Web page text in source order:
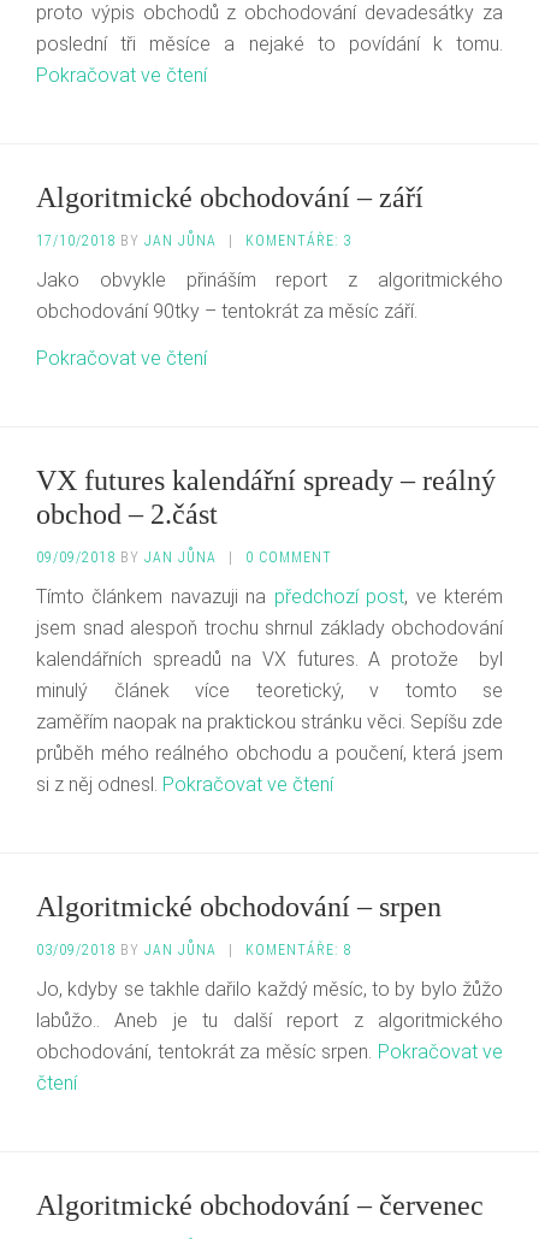
proto výpis obchodů z obchodování devadesátky za
poslední tři měsíce a nejaké to povídání k tomu.
Pokračovat ve čtení
Algoritmické obchodování – září
17/10/2018 BY JAN JŮNA KOMENTÁŘE: 3
Jako obvykle přináším report z algoritmického
obchodování 90tky – tentokrát za měsíc září.
Pokračovat ve čtení
VX futures kalendářní spready – reálný
obchod – 2.část
09/09/2018 BY JAN JŮNA 0 COMMENT
Tímto článkem navazuji na předchozí post, ve kterém
jsem snad alespoň trochu shrnul základy obchodování
kalendářních spreadů na VX futures. A protože byl
minulý článek více teoretický, v tomto se
zaměřím naopak na praktickou stránku věci. Sepíšu zde
průběh mého reálného obchodu a poučení, která jsem
si z něj odnesl. Pokračovat ve čtení
Algoritmické obchodování – srpen
03/09/2018 BY JAN JŮNA KOMENTÁŘE: 8
Jo, kdyby se takhle dařilo každý měsíc, to by bylo žůžo
labůžo.. Aneb je tu další report z algoritmického
obchodování, tentokrát za měsíc srpen. Pokračovat ve
čtení
Algoritmické obchodování – červenec